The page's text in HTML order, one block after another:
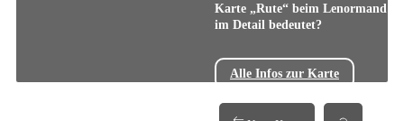
Karte „Rute“ beim Lenormand
im Detail bedeutet?
Alle Infos zur Karte